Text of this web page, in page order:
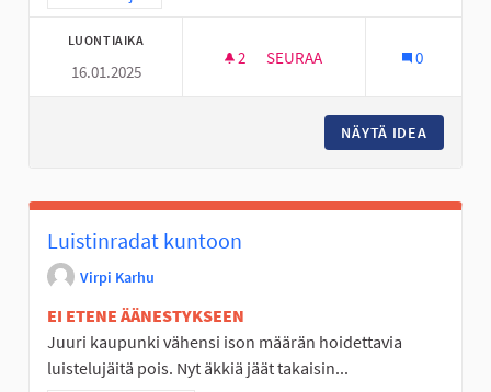
LUONTIAIKA
16.01.2025
2 2 SEURAAJAA
SEURAA 0
NÄYTÄ IDEA
Luistinradat kuntoon
Virpi Karhu
EI ETENE ÄÄNESTYKSEEN
Juuri kaupunki vähensi ison määrän hoidettavia
luistelujäitä pois. Nyt äkkiä jäät takaisin...